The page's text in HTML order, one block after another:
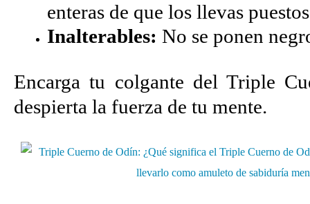
enteras de que los llevas
Inalterables: No se ponen
Encarga tu colgante del Triple
despierta la fuerza de tu mente.